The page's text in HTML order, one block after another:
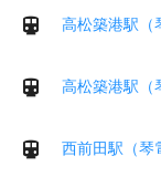
高松築港駅（
高松築港駅（
西前田駅（琴